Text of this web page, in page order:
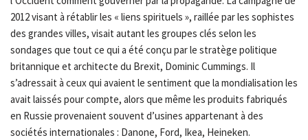
2012 visant à rétablir les « liens spirituels », raillée par les sophistes
des grandes villes, visait autant les groupes clés selon les
sondages que tout ce qui a été conçu par le stratège politique
britannique et architecte du Brexit, Dominic Cummings. Il
s’adressait à ceux qui avaient le sentiment que la mondialisation les
avait laissés pour compte, alors que même les produits fabriqués
en Russie provenaient souvent d’usines appartenant à des
sociétés internationales : Danone, Ford, Ikea, Heineken.